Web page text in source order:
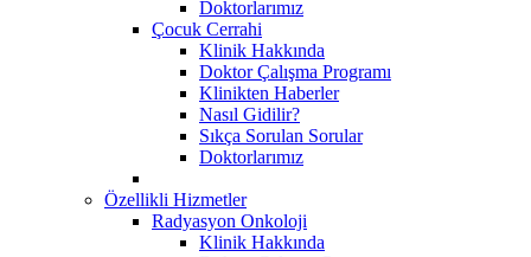
Doktorlarımız
Çocuk Cerrahi
Klinik Hakkında
Doktor Çalışma Programı
Klinikten Haberler
Nasıl Gidilir?
Sıkça Sorulan Sorular
Doktorlarımız
Özellikli Hizmetler
Radyasyon Onkoloji
Klinik Hakkında